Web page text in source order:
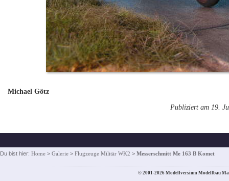
Michael Götz
Publiziert am 19.
Du bist hier: Home > Galerie > Flugzeuge Militär WK2 > Messerschmitt Me 163 B Komet
© 2001-2026 Modellversium Modellbau